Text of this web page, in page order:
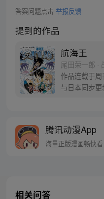
答案问题点击 举报反馈
提到的作品
航海王
尾田荣一郎 ·
作品连载于周
与日本同步
十年后，路
斯的约定而
腾讯动漫App
海量正版漫画畅快看
相关问答